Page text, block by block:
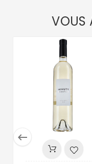
VOUS
